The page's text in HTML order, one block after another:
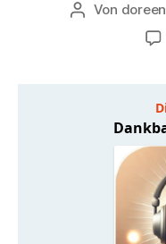
Beitragsautor
Von doreen